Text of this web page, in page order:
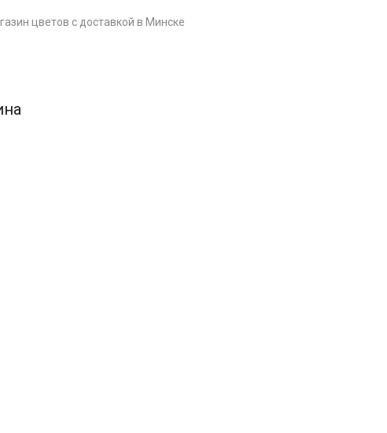
цветов c доставкой в Минске